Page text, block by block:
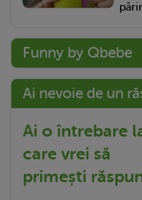
Funny by Qbebe
Ai nevoie de un
Ai o întrebare
care vrei să
primești